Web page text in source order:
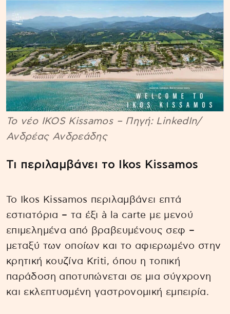
Το νέο IKOS Kissamos – Πηγή: LinkedIn/
Ανδρέας Ανδρεάδης
Τι περιλαμβάνει το Ikos Kissamos
Το Ikos Kissamos περιλαμβάνει επτά
εστιατόρια – τα έξι à la carte με μενού
επιμελημένα από βραβευμένους σεφ –
μεταξύ των οποίων και το αφιερωμένο στην
κρητική κουζίνα Kriti, όπου η τοπική
παράδοση αποτυπώνεται σε μια σύγχρονη
και εκλεπτυσμένη γαστρονομική εμπειρία.